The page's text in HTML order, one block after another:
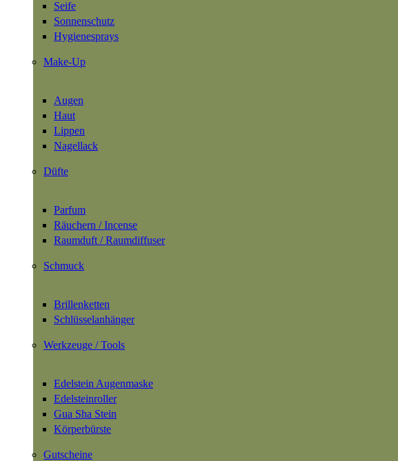
Seife
Sonnenschutz
Hygienesprays
Make-Up
Augen
Haut
Lippen
Nagellack
Düfte
Parfum
Räuchern / Incense
Raumduft / Raumdiffuser
Schmuck
Brillenketten
Schlüsselanhänger
Werkzeuge / Tools
Edelstein Augenmaske
Edelsteinroller
Gua Sha Stein
Körperbürste
Gutscheine